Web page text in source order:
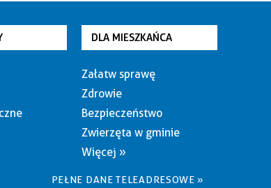
DLA MIESZKAŃCA
Załatw sprawę
Zdrowie
Bezpieczeństwo
Zwierzęta w gminie
Więcej »
PEŁNE DANE TELEADRESOWE »